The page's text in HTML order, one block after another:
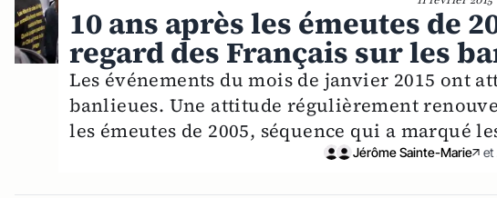
10 ans après les émeutes de
regard des Français sur les
Les événements du mois de janvier 2015 ont
banlieues. Une attitude régulièrement
les émeutes de 2005, séquence qui a marqué
Jérôme Sainte-Marie et